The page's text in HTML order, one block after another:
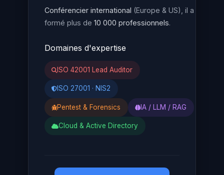
Conférencier international (Europe & US), il a
formé plus de 10 000 professionnels.
Domaines d'expertise
ISO 42001 Lead Auditor
ISO 27001 · NIS2
Pentest & Forensics IA / LLM / RAG
Cloud & Active Directory